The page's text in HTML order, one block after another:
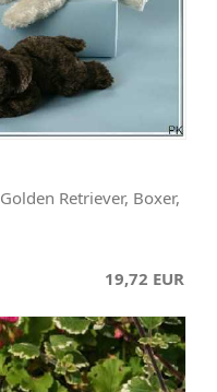
Retriever, Boxer,
19,72 EUR